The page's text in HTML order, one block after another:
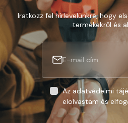
Iratkozz fel hírlevelünkre, hogy
termékekről és
Az adatvédelmi
elolvastam és